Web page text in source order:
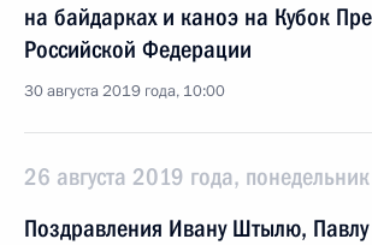
на байдарках и каноэ на Кубок
Российской Федерации
30 августа 2019 года, 10:00
26 августа 2019 года, понедельник
Поздравления Ивану Штылю, Павлу